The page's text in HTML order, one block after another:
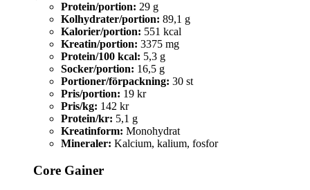
Protein/portion: 29 g
Kolhydrater/portion: 89,1 g
Kalorier/portion: 551 kcal
Kreatin/portion: 3375 mg
Protein/100 kcal: 5,3 g
Socker/portion: 16,5 g
Portioner/förpackning: 30 st
Pris/portion: 19 kr
Pris/kg: 142 kr
Protein/kr: 5,1 g
Kreatinform: Monohydrat
Mineraler: Kalcium, kalium, fosfor
Core Gainer